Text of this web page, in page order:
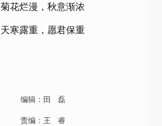
菊花烂漫，秋意渐浓
天寒露重，愿君保重
编辑：田 磊
责编：王 睿